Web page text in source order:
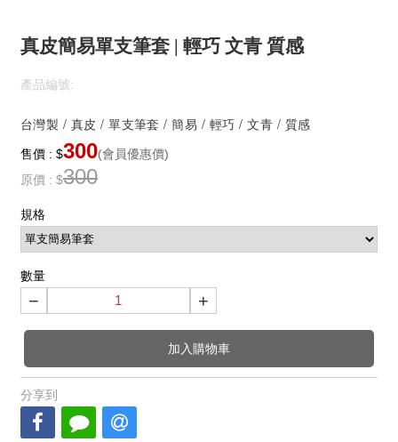
真皮簡易單支筆套 | 輕巧 文青 質感
產品編號:
台灣製 / 真皮 / 單支筆套 / 簡易 / 輕巧 / 文青 / 質感
售價 : $300(會員優惠價)
原價 : $300
規格
數量
− +
加入購物車
分享到